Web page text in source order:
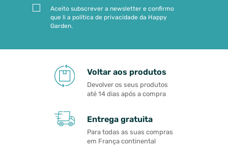
Aceito subscrever a newsletter e confirmo
que li a política de privacidade da Happy
Garden.
Voltar aos produtos
Devolver os seus produtos
até 14 dias após a compra
Entrega gratuita
Para todas as suas compras
em França continental